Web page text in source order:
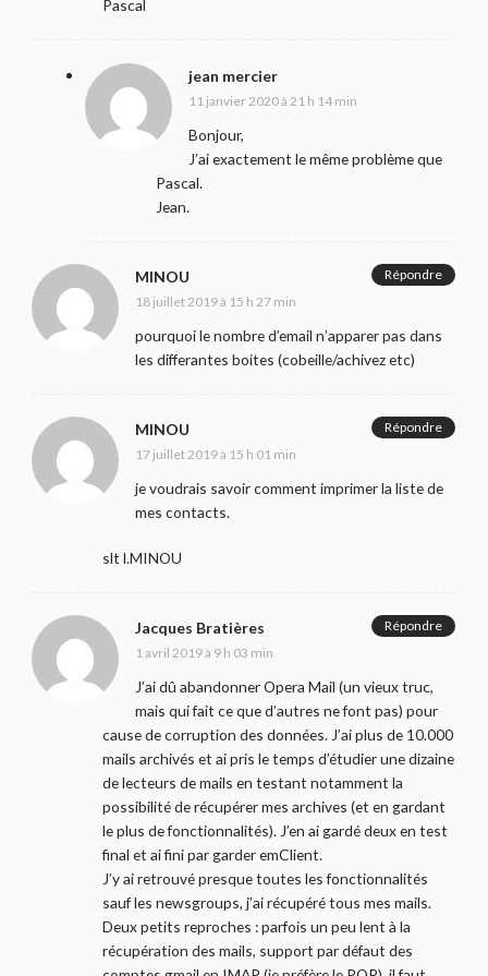
Pascal
jean mercier
11 janvier 2020 à 21 h 14 min
Bonjour,
J’ai exactement le même problème que
Pascal.
Jean.
MINOU
18 juillet 2019 à 15 h 27 min
pourquoi le nombre d’email n’apparer pas dans
les differantes boites (cobeille/achivez etc)
Répondre
MINOU
17 juillet 2019 à 15 h 01 min
je voudrais savoir comment imprimer la liste de
mes contacts.
slt l.MINOU
Répondre
Jacques Bratières
1 avril 2019 à 9 h 03 min
J’ai dû abandonner Opera Mail (un vieux truc,
mais qui fait ce que d’autres ne font pas) pour
cause de corruption des données. J’ai plus de 10.000
mails archivés et ai pris le temps d’étudier une dizaine
de lecteurs de mails en testant notamment la
possibilité de récupérer mes archives (et en gardant
le plus de fonctionnalités). J’en ai gardé deux en test
final et ai fini par garder emClient.
J’y ai retrouvé presque toutes les fonctionnalités
sauf les newsgroups, j’ai récupéré tous mes mails.
Deux petits reproches : parfois un peu lent à la
récupération des mails, support par défaut des
Répondre